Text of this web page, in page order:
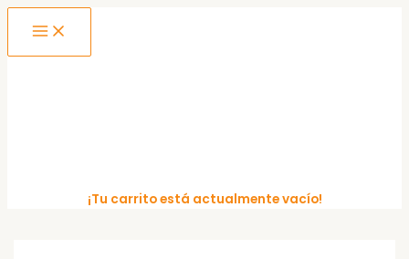
Ir
MENU
¡Tu carrito está actualmente vacío!